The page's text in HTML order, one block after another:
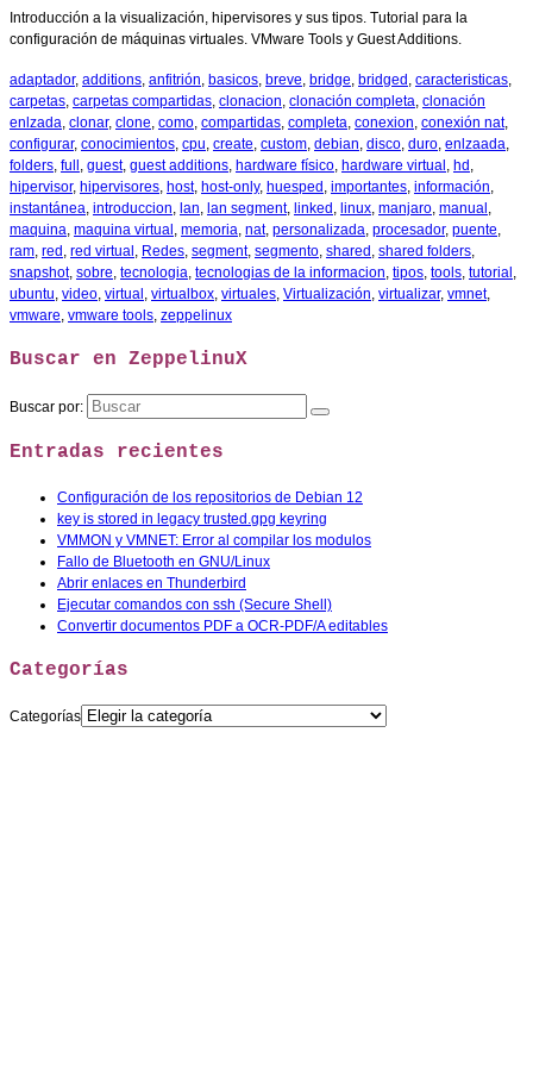
Introducción a la visualización, hipervisores y sus tipos. Tutorial para la
configuración de máquinas virtuales. VMware Tools y Guest Additions.
adaptador, additions anfitrión basicos breve bridge bridged caracteristicas
carpetas carpetas compartidas clonacion clonación completa clonación
enlzada clonar, clone como compartidas completa conexion conexión nat,
configurar, conocimientos cpu create custom debian disco duro enlzaada
folders full guest, guest additions hardware físico hardware virtual hd
hipervisor, hipervisores host, host-only, huesped importantes información
instantánea introduccion lan lan segment, linked linux manjaro manual
maquina maquina virtual memoria nat, personalizada procesador, puente
ram red red virtual Redes segment, segmento shared shared folders
snapshot, sobre tecnologia tecnologias de la informacion tipos tools tutorial
ubuntu video virtual virtualbox virtuales Virtualización virtualizar, vmnet,
vmware vmware tools zeppelinux
Buscar en ZeppelinuX
Buscar por:
Entradas recientes
Configuración de los repositorios de Debian 12
key is stored in legacy trusted.gpg keyring
VMMON y VMNET: Error al compilar los modulos
Fallo de Bluetooth en GNU/Linux
Abrir enlaces en Thunderbird
Ejecutar comandos con ssh (Secure Shell)
Convertir documentos PDF a OCR-PDF/A editables
Categorías
Categorías